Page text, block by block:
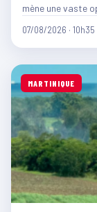
mène une vaste
07/08/2026 · 10h35
MARTINIQUE